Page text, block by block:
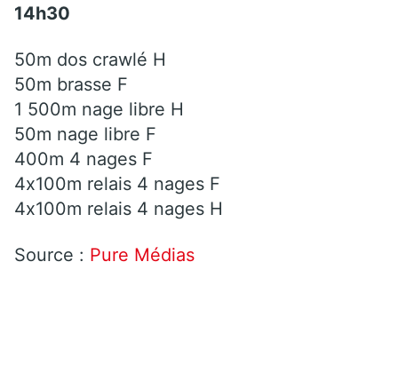
14h30
50m dos crawlé H
50m brasse F
1 500m nage libre H
50m nage libre F
400m 4 nages F
4x100m relais 4 nages F
4x100m relais 4 nages H
Source : Pure Médias